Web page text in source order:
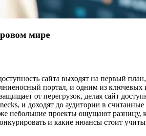
мире
сайта выходят на первый
портал, и одним из ключевых
от перегрузок, делая сайт
и доходят до аудитории в
проекты ощущают разницу,
и какие нюансы стоит